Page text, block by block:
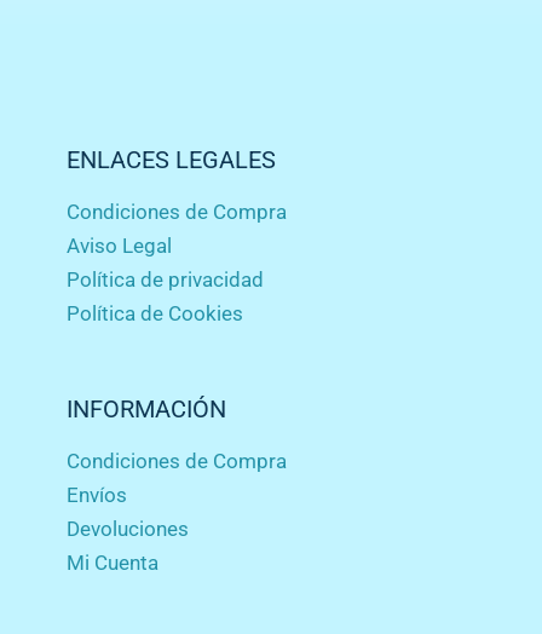
ENLACES LEGALES
Condiciones de Compra
Aviso Legal
Política de privacidad
Política de Cookies
INFORMACIÓN
Condiciones de Compra
Envíos
Devoluciones
Mi Cuenta